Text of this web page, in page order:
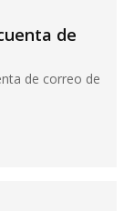
de
de correo de